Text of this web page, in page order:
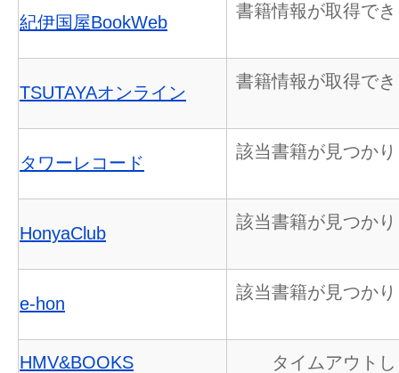
紀伊国屋BookWeb
書籍情報が取得で
TSUTAYAオンライン
書籍情報が取得で
タワーレコード
該当書籍が見つか
HonyaClub
該当書籍が見つか
e-hon
該当書籍が見つか
HMV&BOOKS タイムアウト